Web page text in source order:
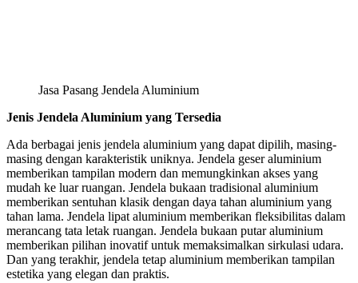
Jasa Pasang Jendela Aluminium
Jenis Jendela Aluminium yang Tersedia
Ada berbagai jenis jendela aluminium yang dapat dipilih, masing-
masing dengan karakteristik uniknya. Jendela geser aluminium
memberikan tampilan modern dan memungkinkan akses yang
mudah ke luar ruangan. Jendela bukaan tradisional aluminium
memberikan sentuhan klasik dengan daya tahan aluminium yang
tahan lama. Jendela lipat aluminium memberikan fleksibilitas dalam
merancang tata letak ruangan. Jendela bukaan putar aluminium
memberikan pilihan inovatif untuk memaksimalkan sirkulasi udara.
Dan yang terakhir, jendela tetap aluminium memberikan tampilan
estetika yang elegan dan praktis.